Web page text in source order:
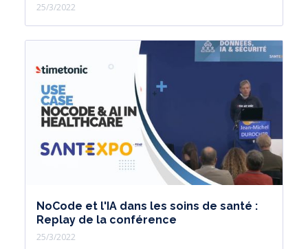
25/3/2022
NoCode et l'IA dans les soins de santé :
Replay de la conférence
25/3/2022